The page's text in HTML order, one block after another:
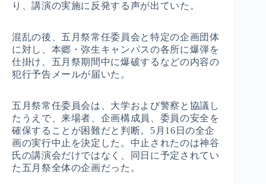
り、講演の実施に反発する声が出ていた。
混乱の後、五月祭常任委員会と特定の企画団体
に対し、本郷・弥生キャンパスの各所に爆弾を
仕掛け、五月祭期間中に爆破するなどの内容の
犯行予告メールが届いた。
五月祭常任委員会は、大学および警察と協議し
たうえで、来場者、企画構成員、委員の安全を
確保することが困難だと判断。5月16日の全企
画の実行中止を決定した。中止されたのは神谷
氏の講演会だけではなく、同日に予定されてい
た五月祭全体の企画だった。